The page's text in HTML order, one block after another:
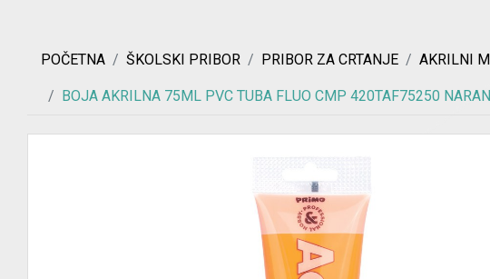
POČETNA ŠKOLSKI PRIBOR PRIBOR ZA CRTANJE AKRILNI
BOJA AKRILNA 75ML PVC TUBA FLUO CMP 420TAF75250